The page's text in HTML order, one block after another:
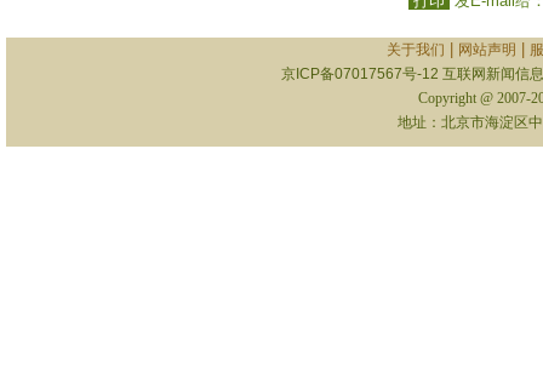
关于我们 网站声明
京ICP备07017567号-12 互联网新闻信
Copyright @ 2007-
地址：北京市海淀区